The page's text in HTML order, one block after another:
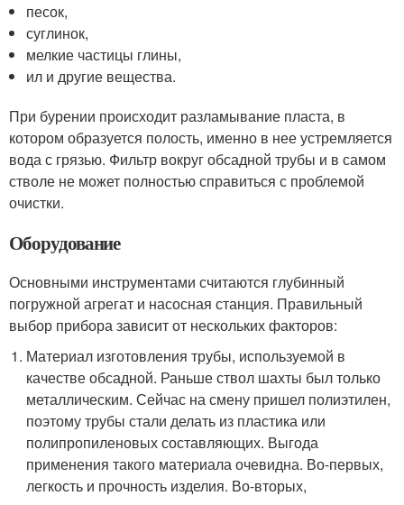
песок,
суглинок,
мелкие частицы глины,
ил и другие вещества.
При бурении происходит разламывание пласта, в
котором образуется полость, именно в нее устремляется
вода с грязью. Фильтр вокруг обсадной трубы и в самом
стволе не может полностью справиться с проблемой
очистки.
Оборудование
Основными инструментами считаются глубинный
погружной агрегат и насосная станция. Правильный
выбор прибора зависит от нескольких факторов:
Материал изготовления трубы, используемой в
качестве обсадной. Раньше ствол шахты был только
металлическим. Сейчас на смену пришел полиэтилен,
поэтому трубы стали делать из пластика или
полипропиленовых составляющих. Выгода
применения такого материала очевидна. Во-первых,
легкость и прочность изделия. Во-вторых,